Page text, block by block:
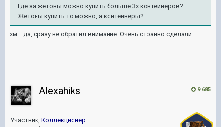
Где за жетоны можно купить больше 3х контейнеров?
Жетоны купить то можно, а контейнеры?
хм... да, сразу не обратил внимание. Очень странно сделали.
9 685
Alexahiks
Участник, Коллекционер